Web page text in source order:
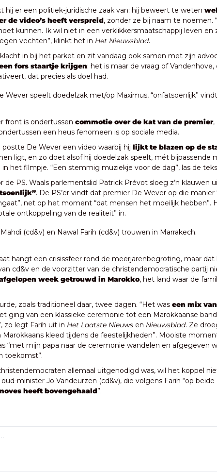
hij er een politiek-juridische zaak van: hij beweert te weten
de video’s heeft verspreid, zonder ze bij naam te noemen.
kunnen. Ik wil niet in een verklikkersmaatschappij leven en
vechten”, klinkt het in Het Nieuwsblad.
in bij het parket en zit vandaag ook samen met zijn
fors staartje krijgen: het is maar de vraag of
dat precies als doel had.
Wever speelt doedelzak met/op Maximus, “onfatsoenlijk”
front is ondertussen commotie over de kat van de premier,
een heus fenomeen is op sociale media.
De Wever een video waarbij hij lijkt te blazen op de
ligt, en zo doet alsof hij doedelzak speelt, mét bijpassende
het filmpje. “Een stemmig muziekje voor de dag”, las de
de PS. Waals parlementslid Patrick Prévot sloeg z’n klauwen
. De PS’er vindt dat premier De Wever op die
net op het moment “dat mensen het moeilijk hebben”.
ontkoppeling van de realiteit” in.
(cd&v) en Nawal Farih (cd&v) trouwen in Marrakech.
hangt een crisissfeer rond de meerjarenbegroting, maar dat
cd&v en de voorzitter van de christendemocratische partij
week getrouwd in Marokko, het land waar de
zoals traditioneel daar, twee dagen. “Het was een mix
ging van een klassieke ceremonie tot een Marokkaanse
zo legt Farih uit in Het Laatste Nieuws en Nieuwsblad. Ze
Marokkaans kleed tijdens de feestelijkheden”. Mooiste
“met mijn papa naar de ceremonie wandelen en afgegeven
toekomst”.
allemaal uitgenodigd was, wil het koppel
oud-minister Jo Vandeurzen (cd&v), die volgens Farih “op
heeft bovengehaald”.